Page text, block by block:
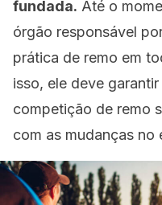
fundada. Até o
órgão responsável
prática de remo em
isso, ele deve
competição de remo
com as mudanças no